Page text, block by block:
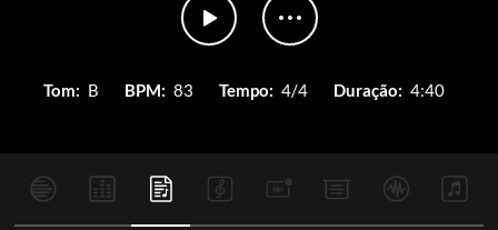
Tom: B BPM: 83 Tempo: 4/4 Duração: 4:40